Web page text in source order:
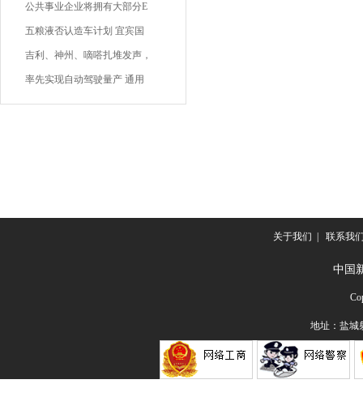
公共事业企业将拥有大部分E
五粮液否认造车计划 宜宾国
吉利、神州、嘀嗒扎堆发声，
率先实现自动驾驶量产 通用
关于我们 联系我
中国
地址：盐城